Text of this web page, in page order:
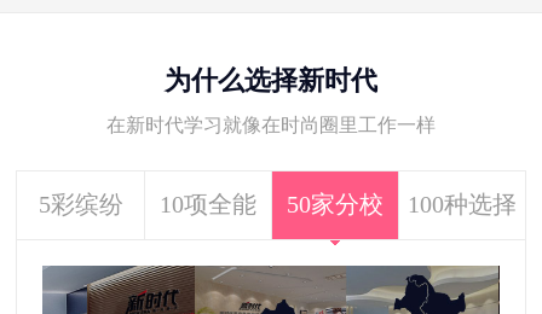
为什么选择新时代
在新时代学习就像在时尚圈里工作一样
5彩缤纷 10项全能 50家分校 100种选择